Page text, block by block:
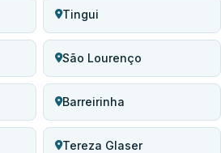
Tingui
São Lourenço
Barreirinha
Tereza Glaser